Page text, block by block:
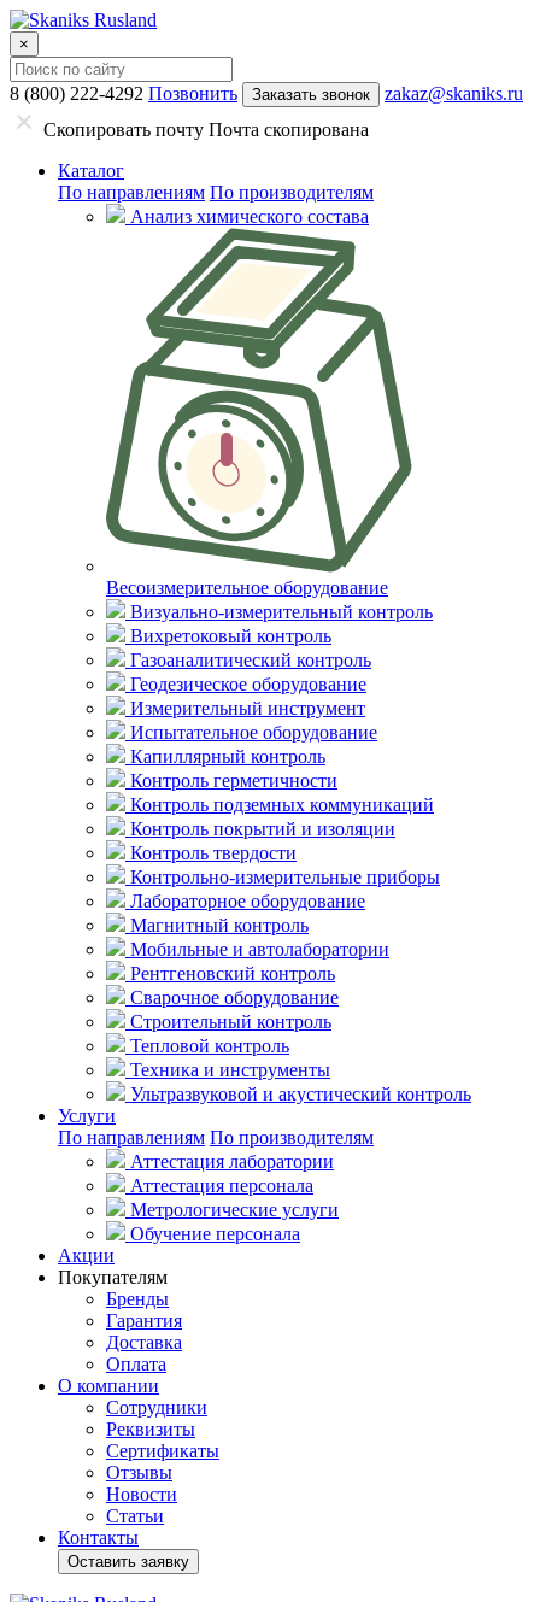
×
8 (800) 222-4292 Позвонить Заказать звонок
zakaz@skaniks.ru
Скопировать почту Почта скопирована
Каталог
По направлениям По производителям
Анализ химического состава
Весоизмерительное оборудование
Визуально-измерительный контроль
Вихретоковый контроль
Газоаналитический контроль
Геодезическое оборудование
Измерительный инструмент
Испытательное оборудование
Капиллярный контроль
Контроль герметичности
Контроль подземных коммуникаций
Контроль покрытий и изоляции
Контроль твердости
Контрольно-измерительные приборы
Лабораторное оборудование
Магнитный контроль
Мобильные и автолаборатории
Рентгеновский контроль
Сварочное оборудование
Строительный контроль
Тепловой контроль
Техника и инструменты
Ультразвуковой и акустический контроль
Услуги
По направлениям По производителям
Аттестация лаборатории
Аттестация персонала
Метрологические услуги
Обучение персонала
Акции
Покупателям
Бренды
Гарантия
Доставка
Оплата
О компании
Сотрудники
Реквизиты
Сертификаты
Отзывы
Новости
Статьи
Контакты
Оставить заявку